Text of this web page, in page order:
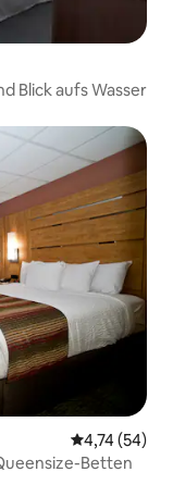
Blick aufs Wasser
4,74 (54)
Betten